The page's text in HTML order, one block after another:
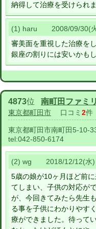
納得して治療を受けられま
(1) haru 2008/09/30(
審美面を重視した治療を
銀座の割りには安いかも
4873位 南町田ファミ
東京都町田市 口コミ 2
東京都町田市南町田5-10-
tel:042-850-6174
(2) wg 2018/12/12(水
5歳の娘が10ヶ月ほど前
てしまい、子供の対応が
が、今回きてみたら先生
る事を子供にわかりやす
療ができました。待って